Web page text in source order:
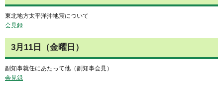
東北地方太平洋沖地震について
会見録
3月11日（金曜日）
副知事就任にあたって他（副知事会見）
会見録